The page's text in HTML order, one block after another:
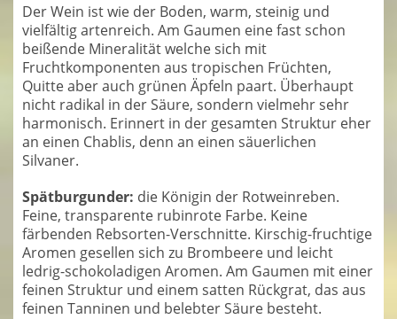
Der Wein ist wie der Boden, warm, steinig und
vielfältig artenreich. Am Gaumen eine fast schon
beißende Mineralität welche sich mit
Fruchtkomponenten aus tropischen Früchten,
Quitte aber auch grünen Äpfeln paart. Überhaupt
nicht radikal in der Säure, sondern vielmehr sehr
harmonisch. Erinnert in der gesamten Struktur eher
an einen Chablis, denn an einen säuerlichen
Silvaner.
Spätburgunder: die Königin der Rotweinreben.
Feine, transparente rubinrote Farbe. Keine
färbenden Rebsorten-Verschnitte. Kirschig-fruchtige
Aromen gesellen sich zu Brombeere und leicht
ledrig-schokoladigen Aromen. Am Gaumen mit einer
feinen Struktur und einem satten Rückgrat, das aus
feinen Tanninen und belebter Säure besteht.